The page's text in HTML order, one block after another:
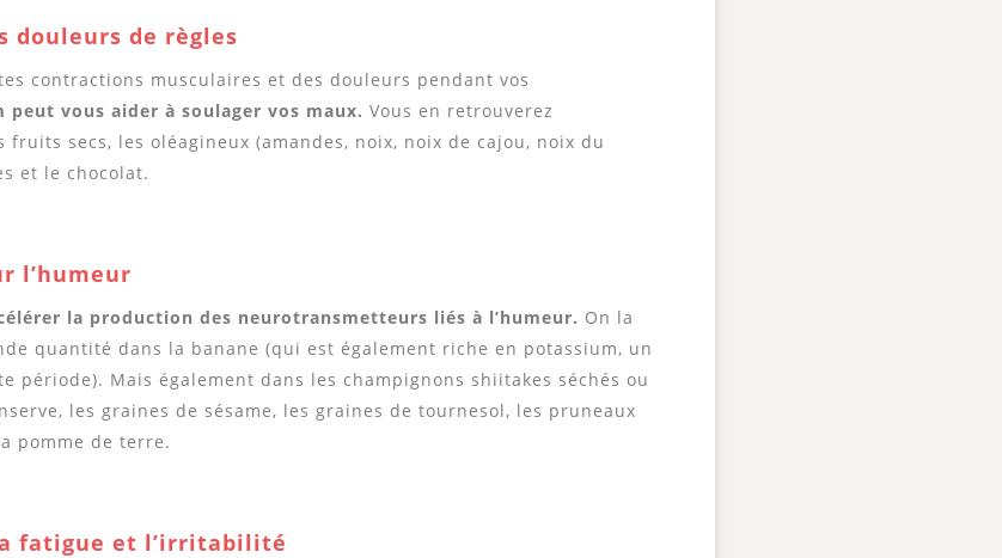
douleurs de règles
contractions musculaires et des douleurs pendant vos
peut vous aider à soulager vos maux. Vous en retrouverez
fruits secs, les oléagineux (amandes, noix, noix de cajou, noix du
et le chocolat.
l’humeur
la production des neurotransmetteurs liés à l’humeur. On la
quantité dans la banane (qui est également riche en potassium, un
période). Mais également dans les champignons shiitakes séchés ou
les graines de sésame, les graines de tournesol, les pruneaux
pomme de terre.
fatigue et l’irritabilité